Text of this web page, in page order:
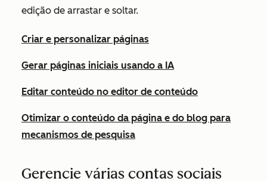
edição de arrastar e soltar.
Criar e personalizar páginas
Gerar páginas iniciais usando a IA
Editar conteúdo no editor de conteúdo
Otimizar o conteúdo da página e do blog para
mecanismos de pesquisa
Gerencie várias contas sociais